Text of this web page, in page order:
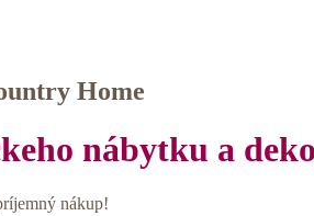
Home
nábytku a
nákup!